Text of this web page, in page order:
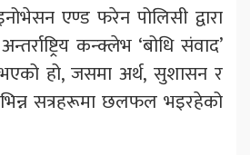
एण्ड फरेन पोलिसी द्वारा
कन्क्लेभ ‘बोधि संवाद’
हो, जसमा अर्थ, सुशासन र
सत्रहरूमा छलफल भइरहेको